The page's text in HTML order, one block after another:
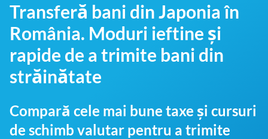
Transferă bani din Japonia în
România. Moduri ieftine și
rapide de a trimite bani din
străinătate
Compară cele mai bune taxe și cursuri
de schimb valutar pentru a trimite